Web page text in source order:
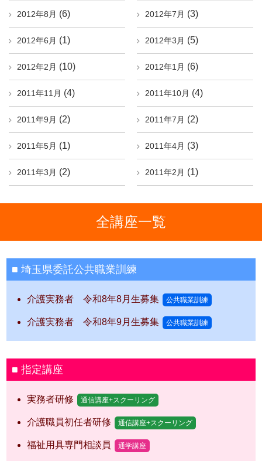
2012年8月 (6) 2012年7月 (3)
2012年6月 (1) 2012年3月 (5)
2012年2月 (10) 2012年1月 (6)
2011年11月 (4) 2011年10月 (4)
2011年9月 (2) 2011年7月 (2)
2011年5月 (1) 2011年4月 (3)
2011年3月 (2) 2011年2月 (1)
全講座一覧
埼玉県委託公共職業訓練
介護実務者 令和8年8月生募集 公共職業訓練
介護実務者 令和8年9月生募集 公共職業訓練
指定講座
実務者研修 通信講座+スクーリング
介護職員初任者研修 通信講座+スクーリング
福祉用具専門相談員 通学講座